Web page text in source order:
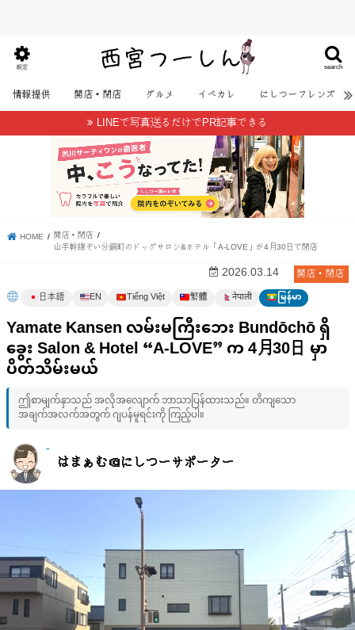
search
設定
情報提供 開店・閉店 グルメ イベカレ にしつーフレンズ
LINEで写真送るだけでPR記事できる
HOME 開店・閉店
山手幹線ぞい分銅町のドッグサロン&ホテル「A-LOVE」が4月30日で閉店
開店・閉店
2026.03.14
日本語 EN Tiếng Việt 繁體 नेपाली မြန်မာ
Yamate Kansen လမ်းမကြီးဘေး Bundōchō ရှိ
ခွေး Salon & Hotel “A-LOVE” က 4月30日 မှာ
ပိတ်သိမ်းမယ်
ဤစာမျက်နှာသည် အလိုအလျောက် ဘာသာပြန်ထားသည်။ တိကျသော
အချက်အလက်အတွက် ဂျပန်မူရင်းကို ကြည့်ပါ။
はまぁむ＠にしつーサポーター